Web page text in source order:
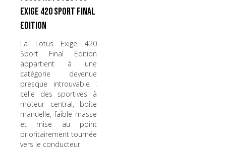
Exige 420 Sport Final
Edition
La Lotus Exige 420
Sport Final Edition
appartient à une
catégorie devenue
presque introuvable :
celle des sportives à
moteur central, boîte
manuelle, faible masse
et mise au point
prioritairement tournée
vers le conducteur.